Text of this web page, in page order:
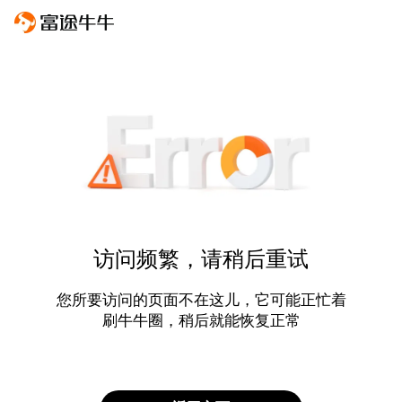
访问频繁，请稍后重试
您所要访问的页面不在这儿，它可能正忙着
刷牛牛圈，稍后就能恢复正常